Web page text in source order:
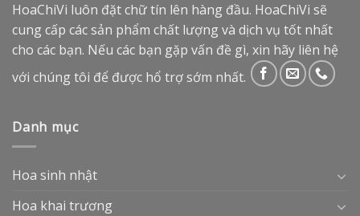
HoaChiVi luôn đặt chữ tín lên hàng đầu. HoaChiVi sẽ
cung cấp các sản phẩm chất lượng và dịch vụ tốt nhất
cho các bạn. Nếu các bạn gặp vấn đề gì, xin hãy liên hệ
với chúng tôi để được hổ trợ sớm nhất.
Danh mục
Hoa sinh nhật
Hoa khai trương